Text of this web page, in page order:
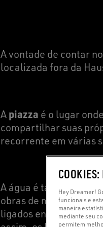
A vontade de contar
localizada fora da
A piazza é o lugar
compartilhar suas
recorrente em várias
A água é também
obras de mármore,
ligados entre si e
COOKIES:
Hey Dreamer!
funcionais e
maneira
mediante seu
permitem